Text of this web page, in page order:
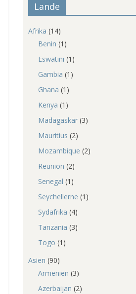
Lande
Afrika (14)
Benin (1)
Eswatini (1)
Gambia (1)
Ghana (1)
Kenya (1)
Madagaskar (3)
Mauritius (2)
Mozambique (2)
Reunion (2)
Senegal (1)
Seychellerne (1)
Sydafrika (4)
Tanzania (3)
Togo (1)
Asien (90)
Armenien (3)
Azerbaijan (2)